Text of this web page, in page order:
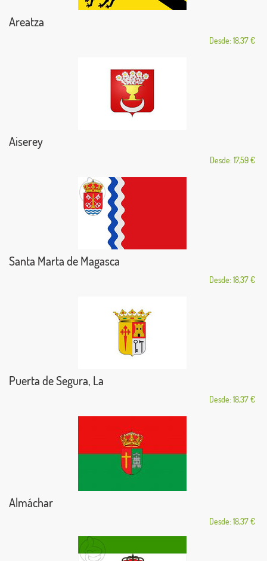
Areatza
Desde: 18,37 €
Aiserey
Desde: 17,59 €
Santa Marta de Magasca
Desde: 18,37 €
Puerta de Segura, La
Desde: 18,37 €
Almáchar
Desde: 18,37 €